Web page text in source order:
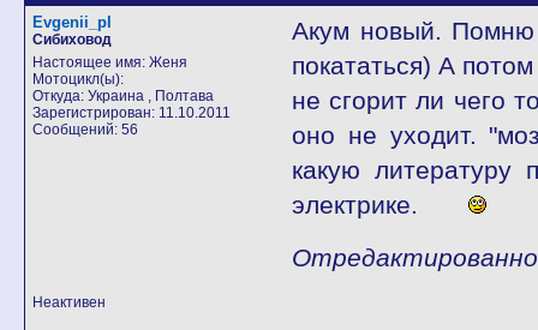
Evgenii_pl
Сибиховод
Настоящее имя: Женя
Мотоцикл(ы):
Откуда: Украина , Полтава
Зарегистрирован: 11.10.2011
Сообщений: 56
Акум новый. Помню
покататься) А
не сгорит ли чего
оно не уходит.
какую литературу
электрике.
Неактивен